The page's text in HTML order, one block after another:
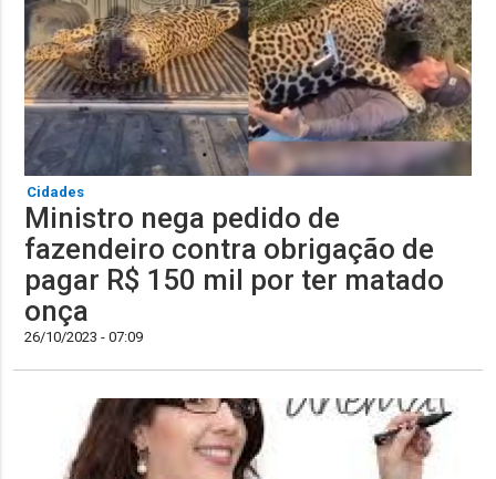
Cidades
Ministro nega pedido de
fazendeiro contra obrigação de
pagar R$ 150 mil por ter matado
onça
26/10/2023 - 07:09